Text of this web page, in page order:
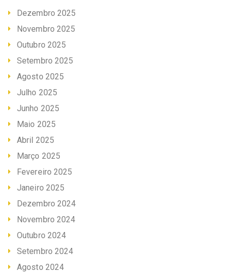
Dezembro 2025
Novembro 2025
Outubro 2025
Setembro 2025
Agosto 2025
Julho 2025
Junho 2025
Maio 2025
Abril 2025
Março 2025
Fevereiro 2025
Janeiro 2025
Dezembro 2024
Novembro 2024
Outubro 2024
Setembro 2024
Agosto 2024